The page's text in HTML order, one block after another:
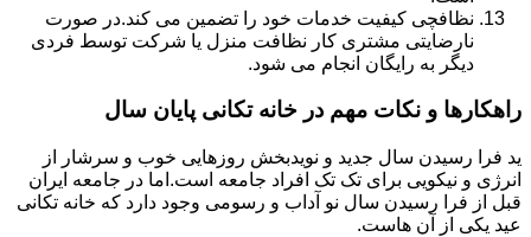
نظافچی کیفیت خدمات خود را تضمین می کند.در صورت
نارضایتی مشتری کار نظافت منزل یا شرکت توسط فردی
دیگر به رایگان انجام می شود.
راهکارها و نکات مهم در خانه تکانی پایان سال
ید فرا رسیدن سال جدید و نویدبخش روزهایی خوب و سرشار از
انرژی و نیکویی برای تک تک افراد جامعه است.اما در جامعه ایران
قبل از فرا رسیدن سال نو آداب و رسومی وجود دارد که خانه تکانی
عید یکی از آن هاست.